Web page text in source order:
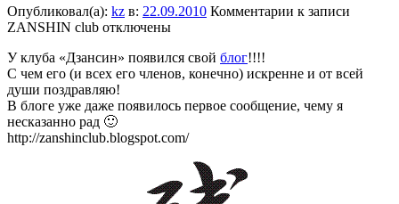
Опубликовал(а): kz в: 22.09.2010 Комментарии к записи
ZANSHIN club отключены
У клуба «Дзансин» появился свой блог!!!!
С чем его (и всех его членов, конечно) искренне и от всей
души поздравляю!
В блоге уже даже появилось первое сообщение, чему я
несказанно рад 🙂
http://zanshinclub.blogspot.com/